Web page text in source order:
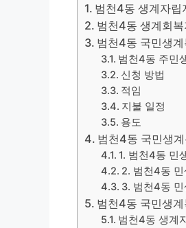
범천4동 생계자립
범천4동 생계회
범천4동 국민생
범천4동 주민
신청 방법
적임
지불 일정
용도
범천4동 국민생
1. 범천4동 민
2. 범천4동
3. 범천4동
범천4동 국민생
범천4동 생계